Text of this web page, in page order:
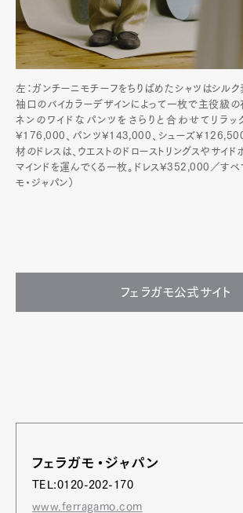
左：ガンチーニモチーフをちりばめたシャツはシルク
袖口のバイカラーデザインによって一枚で主役級の
ネンのワイドなパンツをさらりと合わせてリラッ
¥176,000、パンツ¥143,000、シューズ
材のドレスは、ウエストのドローストリングスやサイド
マインドを運んでくる一枚。ドレス¥352,000／すべ
モ・ジャパン）
フェラガモ公式サイト
フェラガモ・ジャパン
TEL:0120-202-170
www.ferragamo.com